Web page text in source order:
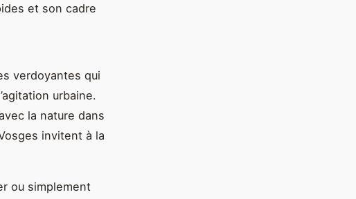
et son cadre
verdoyantes qui
urbaine.
la nature dans
invitent à la
ou simplement